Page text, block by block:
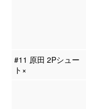
#11 原田 2Pシュー
ト×